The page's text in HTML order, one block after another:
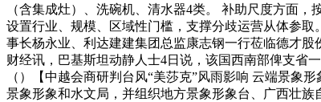
（含集成灶）、洗碗机、清水器4类。 补助尺度方面
设置行业、规模、区域性门槛，支撑分歧运营从体参
事长杨永业、利达建建集团总监康志钢一行莅临德才
财经讯，巴基斯坦动静人士4日说，该国西南部俾支省
（）【中越会商研判台风“美莎克”风雨影响 云端景象
景象形象和水文局，并组织地方景象形象台、广西壮